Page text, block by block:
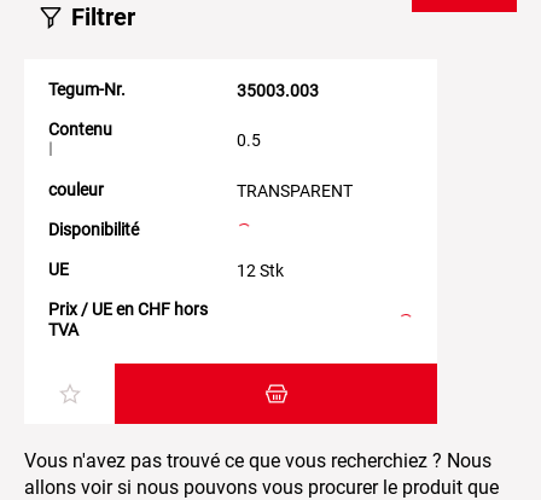
Filtrer
Tegum-Nr.
35003.003
Contenu
0.5
couleur
TRANSPARENT
Disponibilité
UE
12 Stk
Prix / UE en CHF hors
TVA
Ajouter au panier
Vous n'avez pas trouvé ce que vous recherchiez ? Nous
allons voir si nous pouvons vous procurer le produit que